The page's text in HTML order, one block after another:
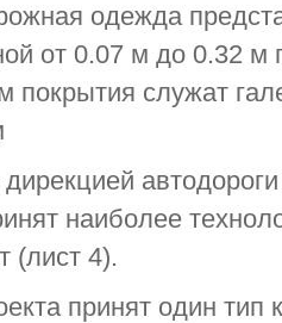
одежда
от 0.07 м до 0.32 м
покрытия служат
наиболее
(лист 4).
принят один тип